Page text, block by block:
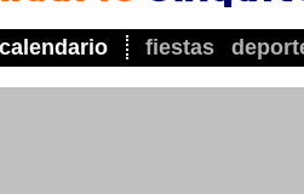
calendario fiestas